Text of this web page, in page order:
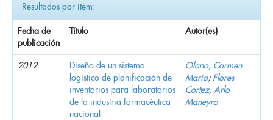
Resultados por ítem:
Fecha de
publicación
Título Autor(es)
2012
Diseño de un sistema
logístico de planificación de
inventarios para laboratorios
de la industria farmacéutica
nacional
Olano, Carmen
María; Flores
Cortez, Arlo
Maneyro